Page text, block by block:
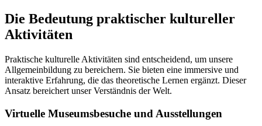
Die Bedeutung praktischer kultureller
Aktivitäten
Praktische kulturelle Aktivitäten sind entscheidend, um unsere
Allgemeinbildung zu bereichern. Sie bieten eine immersive und
interaktive Erfahrung, die das theoretische Lernen ergänzt. Dieser
Ansatz bereichert unser Verständnis der Welt.
Virtuelle Museumsbesuche und Ausstellungen